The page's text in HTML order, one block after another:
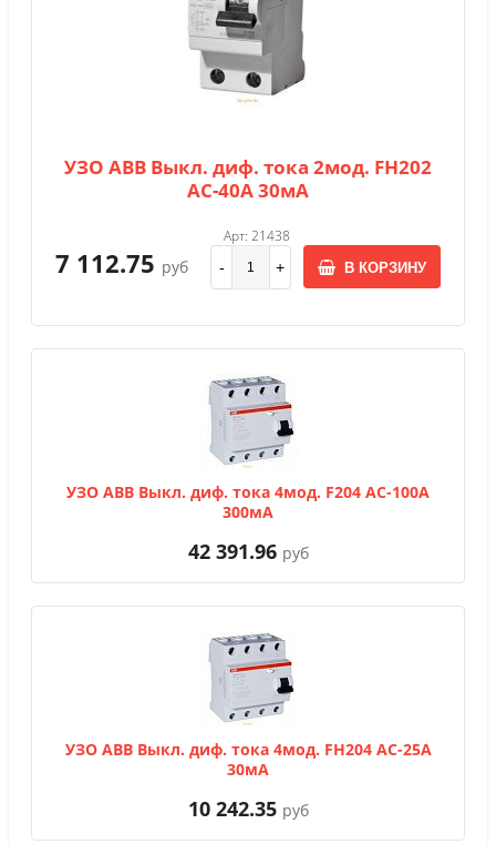
УЗО АВВ Выкл. диф. тока 2мод. FH202
AC-40A 30мА
Арт: 21438
7 112.75 руб В КОРЗИНУ
УЗО АВВ Выкл. диф. тока 4мод. F204 АС-100А
300мА
42 391.96 руб
УЗО АВВ Выкл. диф. тока 4мод. FH204 АС-25A
30мА
10 242.35 руб